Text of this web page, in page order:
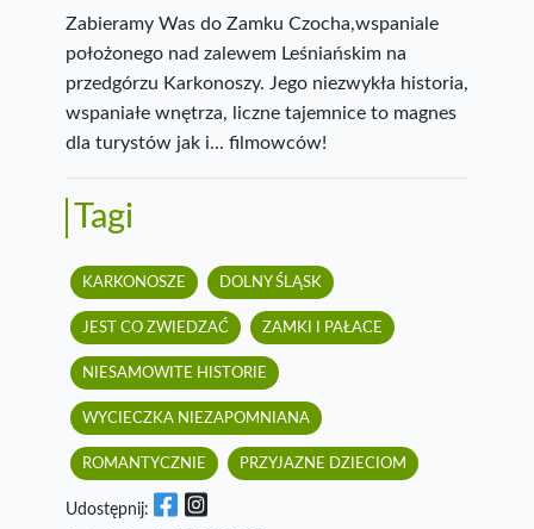
Zabieramy Was do Zamku Czocha,wspaniale
położonego nad zalewem Leśniańskim na
przedgórzu Karkonoszy. Jego niezwykła historia,
wspaniałe wnętrza, liczne tajemnice to magnes
dla turystów jak i... filmowców!
Tagi
KARKONOSZE DOLNY ŚLĄSK
JEST CO ZWIEDZAĆ ZAMKI I PAŁACE
NIESAMOWITE HISTORIE
WYCIECZKA NIEZAPOMNIANA
ROMANTYCZNIE PRZYJAZNE DZIECIOM
Udostępnij: